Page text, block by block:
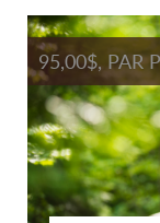
95,00$, PAR